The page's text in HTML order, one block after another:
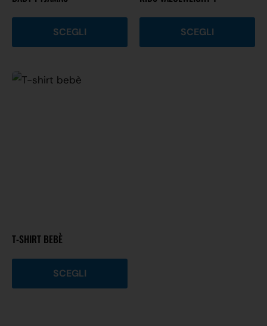
SCEGLI SCEGLI
T-SHIRT BEBÈ
SCEGLI